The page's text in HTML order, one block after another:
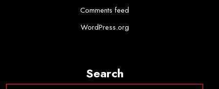
Comments feed
WordPress.org
Search